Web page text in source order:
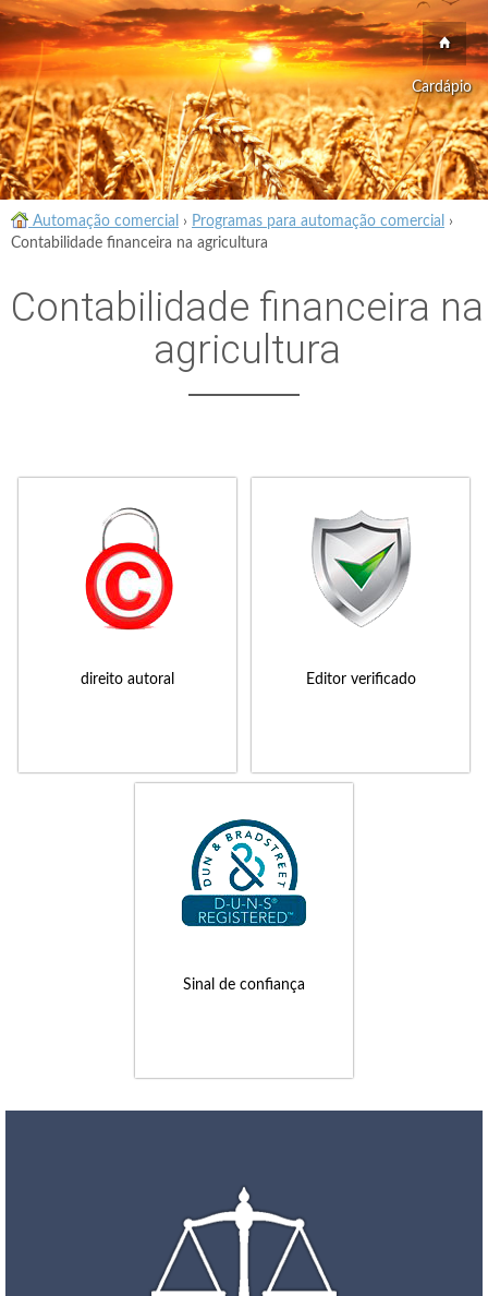
Cardápio
Automação comercial › Programas para automação comercial
›
Contabilidade financeira na agricultura
Contabilidade financeira na
agricultura
direito autoral Editor verificado
Sinal de confiança